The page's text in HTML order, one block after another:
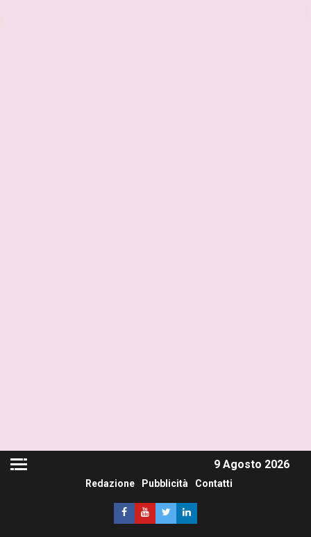
9 Agosto 2026
Redazione Pubblicità Contatti